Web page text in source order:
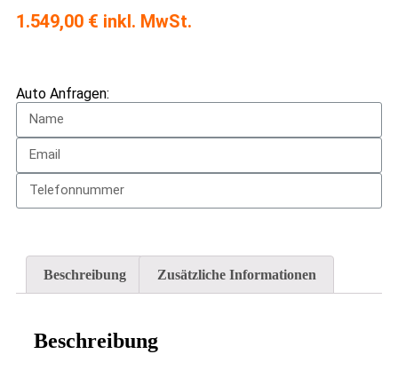
1.549,00 €
Auto Anfragen:
Beschreibung Zusätzliche Informationen
Beschreibung